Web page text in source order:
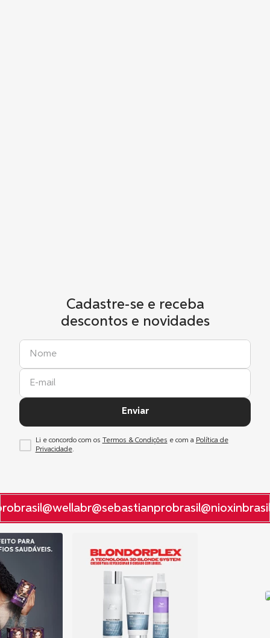
Cadastre-se e receba
descontos e novidades
Enviar
Li e concordo com os Termos & Condições e com a Política de
Privacidade.
@wellabr@sebastianprobrasil@nioxinbrasil